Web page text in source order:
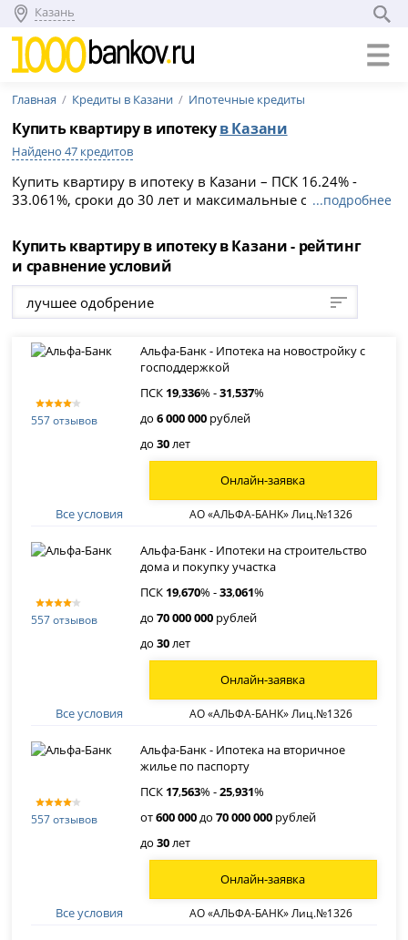
Казань
Главная Кредиты в Казани Ипотечные кредиты
Купить квартиру в ипотекув Казани
Найдено 47 кредитов
Купить квартиру в ипотеку в Казани – ПСК 16.24% -
33.061%, сроки до 30 лет и максимальные суммы
Сравните 47 предложений, выберите подходящее и
подайте заявку онлайн на официальном сайте
кредитного учреждения.
...подробнее
Купить квартиру в ипотеку в Казани - рейтинг
и сравнение условий
лучшее одобрение
557 отзывов
Альфа-Банк - Ипотека на новостройку с
господдержкой
ПСК 19,336% -31,537%
до6 000 000 рублей
до30лет
Все условия АО «АЛЬФА-БАНК» Лиц.№1326
Онлайн-заявка
557 отзывов
Альфа-Банк - Ипотеки на строительство
дома и покупку участка
ПСК 19,670% -33,061%
до70 000 000 рублей
до30лет
Все условия АО «АЛЬФА-БАНК» Лиц.№1326
Онлайн-заявка
557 отзывов
Альфа-Банк - Ипотека на вторичное
жилье по паспорту
ПСК 17,563% -25,931%
от600 000до70 000 000 рублей
до30лет
Все условия АО «АЛЬФА-БАНК» Лиц.№1326
Онлайн-заявка